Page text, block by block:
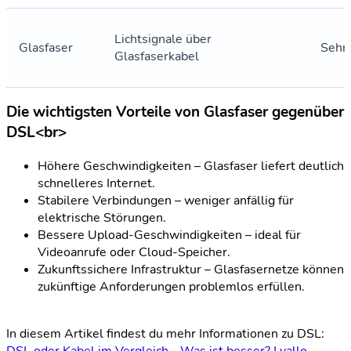
Glasfaser
Lichtsignale über
Glasfaserkabel
Sehr
Die wichtigsten Vorteile von Glasfaser gegenüber
DSL<br>
Höhere Geschwindigkeiten – Glasfaser liefert deutlich
schnelleres Internet.
Stabilere Verbindungen – weniger anfällig für
elektrische Störungen.
Bessere Upload-Geschwindigkeiten – ideal für
Videoanrufe oder Cloud-Speicher.
Zukunftssichere Infrastruktur – Glasfasernetze können
zukünftige Anforderungen problemlos erfüllen.
In diesem Artikel findest du mehr Informationen zu DSL: